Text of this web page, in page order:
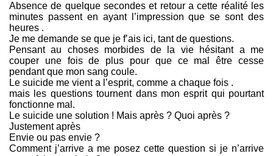
Absence de quelque secondes et retour a cette réalité les
minutes passent en ayant l’impression que se sont des
heures .
Je me demande se que je f’ais ici, tant de questions.
Pensant au choses morbides de la vie hésitant a me
couper une fois de plus pour que ce mal être cesse
pendant que mon sang coule.
Le suicide me vient a l’esprit, comme a chaque fois .
mais les questions tournent dans mon esprit qui pourtant
fonctionne mal.
Le suicide une solution ! Mais après ? Quoi après ?
Justement après
Envie ou pas envie ?
Comment j’arrive a me posez cette question si je n’arrive